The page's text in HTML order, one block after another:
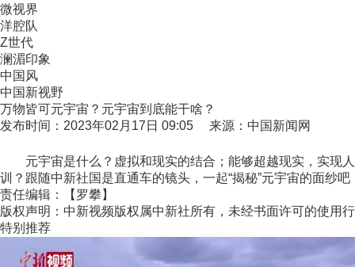
微视界
洋腔队
Z世代
澜湄印象
中国风
中国新视野
万物皆可元宇宙？元宇宙到底能干啥？
发布时间：2023年02月17日 09:05 来源：中国新闻网
元宇宙是什么？虚拟和现实的结合；能够超越现实，实现
训？跟随中新社国是直通车的镜头，一起“揭秘”元宇宙的面纱
责任编辑：【罗攀】
版权声明：中新视频版权属中新社所有，未经书面许可的使用
特别推荐